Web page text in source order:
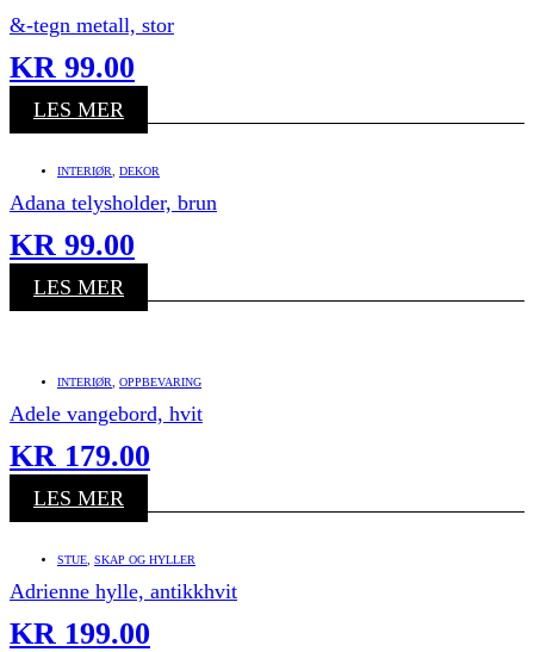
&-tegn metall, stor
KR 99.00
LES MER
INTERIØR DEKOR
Adana telysholder, brun
KR 99.00
LES MER
INTERIØR OPPBEVARING
Adele vangebord, hvit
KR 179.00
LES MER
STUE SKAP OG HYLLER
Adrienne hylle, antikkhvit
KR 199.00